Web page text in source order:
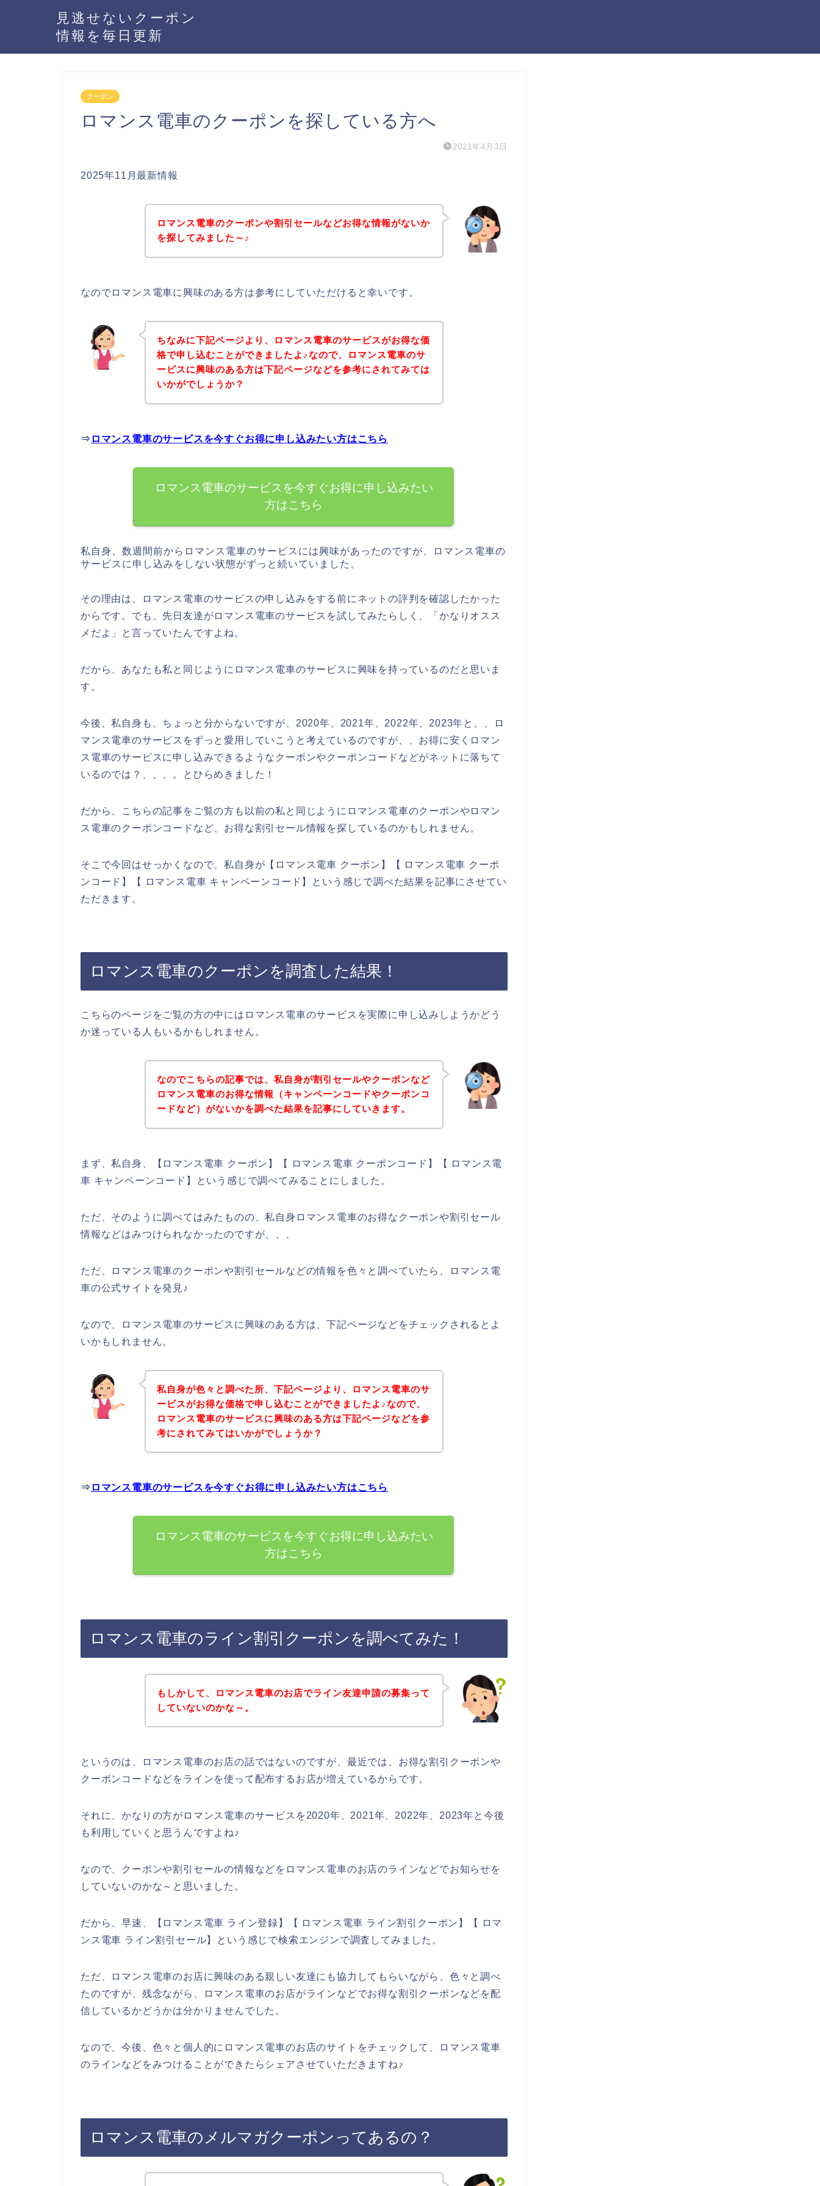
見逃せないクーポン
情報を毎日更新
クーポン
ロマンス電車のクーポンを探している方へ
2021年4月3日
2025年11月最新情報
ロマンス電車のクーポンや割引セールなどお得な情報がないか
を探してみました～♪
なのでロマンス電車に興味のある方は参考にしていただけると幸いです。
ちなみに下記ページより、ロマンス電車のサービスがお得な価
格で申し込むことができましたよ♪なので、ロマンス電車のサ
ービスに興味のある方は下記ページなどを参考にされてみては
いかがでしょうか？
⇒ ロマンス電車のサービスを今すぐお得に申し込みたい方はこちら
ロマンス電車のサービスを今すぐお得に申し込みたい
方はこちら
私自身、数週間前からロマンス電車のサービスには興味があったのですが、ロマンス電車の
サービスに申し込みをしない状態がずっと続いていました。
その理由は、ロマンス電車のサービスの申し込みをする前にネットの評判を確認したかった
からです。でも、先日友達がロマンス電車のサービスを試してみたらしく、「かなりオスス
メだよ」と言っていたんですよね。
だから、あなたも私と同じようにロマンス電車のサービスに興味を持っているのだと思いま
す。
今後、私自身も、ちょっと分からないですが、2020年、2021年、2022年、2023年と、、ロ
マンス電車のサービスをずっと愛用していこうと考えているのですが、、お得に安くロマン
ス電車のサービスに申し込みできるようなクーポンやクーポンコードなどがネットに落ちて
いるのでは？、、、。とひらめきました！
だから、こちらの記事をご覧の方も以前の私と同じようにロマンス電車のクーポンやロマン
ス電車のクーポンコードなど、お得な割引セール情報を探しているのかもしれません。
そこで今回はせっかくなので、私自身が【ロマンス電車 クーポン】【 ロマンス電車 クーポ
ンコード】【 ロマンス電車 キャンペーンコード】という感じで調べた結果を記事にさせてい
ただきます。
ロマンス電車のクーポンを調査した結果！
こちらのページをご覧の方の中にはロマンス電車のサービスを実際に申し込みしようかどう
か迷っている人もいるかもしれません。
なのでこちらの記事では、私自身が割引セールやクーポンなど
ロマンス電車のお得な情報（キャンペーンコードやクーポンコ
ードなど）がないかを調べた結果を記事にしていきます。
まず、私自身、【ロマンス電車 クーポン】【 ロマンス電車 クーポンコード】【 ロマンス電
車 キャンペーンコード】という感じで調べてみることにしました。
ただ、そのように調べてはみたものの、私自身ロマンス電車のお得なクーポンや割引セール
情報などはみつけられなかったのですが、、、
ただ、ロマンス電車のクーポンや割引セールなどの情報を色々と調べていたら、ロマンス電
車の公式サイトを発見♪
なので、ロマンス電車のサービスに興味のある方は、下記ページなどをチェックされるとよ
いかもしれません。
私自身が色々と調べた所、下記ページより、ロマンス電車のサ
ービスがお得な価格で申し込むことができましたよ♪なので、
ロマンス電車のサービスに興味のある方は下記ページなどを参
考にされてみてはいかがでしょうか？
⇒ ロマンス電車のサービスを今すぐお得に申し込みたい方はこちら
ロマンス電車のサービスを今すぐお得に申し込みたい
方はこちら
ロマンス電車のライン割引クーポンを調べてみた！
もしかして、ロマンス電車のお店でライン友達申請の募集って
していないのかな～。
というのは、ロマンス電車のお店の話ではないのですが、最近では、お得な割引クーポンや
クーポンコードなどをラインを使って配布するお店が増えているからです。
それに、かなりの方がロマンス電車のサービスを2020年、2021年、2022年、2023年と今後
も利用していくと思うんですよね♪
なので、クーポンや割引セールの情報などをロマンス電車のお店のラインなどでお知らせを
していないのかな～と思いました。
だから、早速、【ロマンス電車 ライン登録】【 ロマンス電車 ライン割引クーポン】【 ロマ
ンス電車 ライン割引セール】という感じで検索エンジンで調査してみました。
ただ、ロマンス電車のお店に興味のある親しい友達にも協力してもらいながら、色々と調べ
たのですが、残念ながら、ロマンス電車のお店がラインなどでお得な割引クーポンなどを配
信しているかどうかは分かりませんでした。
なので、今後、色々と個人的にロマンス電車のお店のサイトをチェックして、ロマンス電車
のラインなどをみつけることができたらシェアさせていただきますね♪
ロマンス電車のメルマガクーポンってあるの？